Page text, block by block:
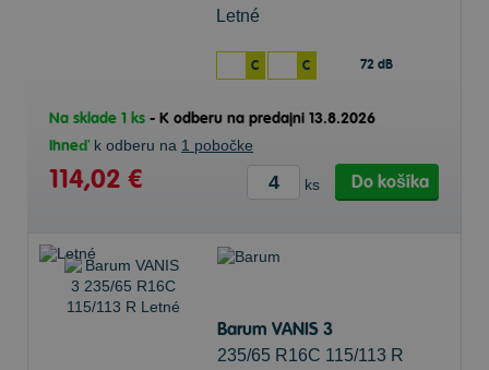
Letné
C C 72 dB
Na sklade 1 ks - K odberu na predajni 13.8.2026
Ihneď k odberu na 1 pobočke
114,02 € ks Do košíka
Barum VANIS 3
235/65 R16C 115/113 R